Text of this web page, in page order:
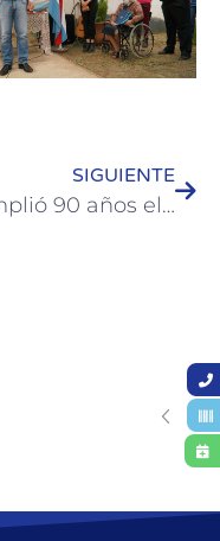
SIGUIENTE
Cumplió 90 años el reloj público de Colón en la torre de la Parroquia